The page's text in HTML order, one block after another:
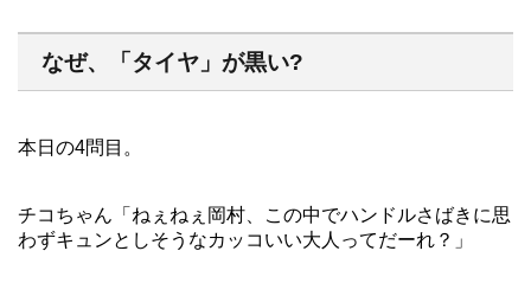
なぜ、「タイヤ」が黒い?
本日の4問目。
チコちゃん「ねぇねぇ岡村、この中でハンドルさばきに思
わずキュンとしそうなカッコいい大人ってだーれ？」